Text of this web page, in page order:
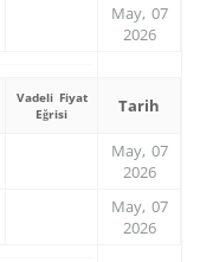
May, 07
2026
Vadeli Fiyat
Eğrisi
Tarih
May, 07
2026
May, 07
2026